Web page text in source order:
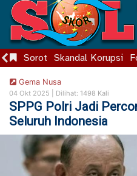
Sorot Skandal Korupsi
Gema Nusa
04 Okt 2025 | Dilihat: 1498 Kali
SPPG Polri Jadi
Seluruh Indonesia